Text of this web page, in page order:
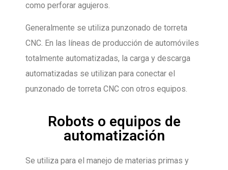
como perforar agujeros.
Generalmente se utiliza punzonado de torreta
CNC. En las líneas de producción de automóviles
totalmente automatizadas, la carga y descarga
automatizadas se utilizan para conectar el
punzonado de torreta CNC con otros equipos.
Robots o equipos de
automatización
Se utiliza para el manejo de materias primas y